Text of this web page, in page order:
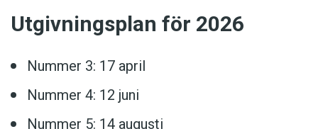
Utgivningsplan för 2026
Nummer 3: 17 april
Nummer 4: 12 juni
Nummer 5: 14 augusti